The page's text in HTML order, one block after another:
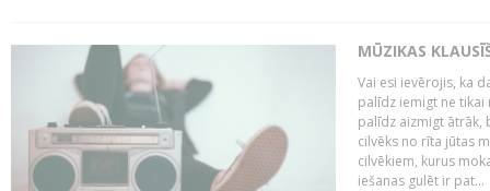
MŪZIKAS
Vai esi ievērojis, ka
palīdz iemigt ne tikai
palīdz aizmigt ātrāk,
cilvēks no rīta jūtas
cilvēkiem, kurus
iešanas gulēt ir pat...